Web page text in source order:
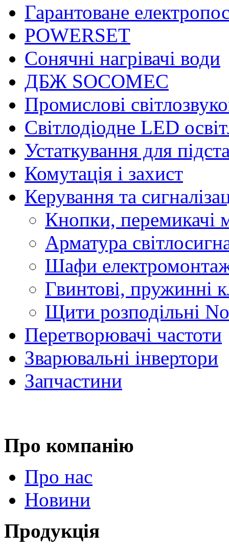
Гарантоване
POWERSET
Сонячні нагрівачі води
ДБЖ SOCOMEC
Промислові
Світлодіодне LED
Устаткування для
Комутація і захист
Керування та
Кнопки, перемикачі
Арматура
Шафи
Гвинтові, пружинні
Щити розподільні
Перетворювачі частоти
Зварювальні інвертори
Запчастини
Про компанію
Про нас
Новини
Продукція